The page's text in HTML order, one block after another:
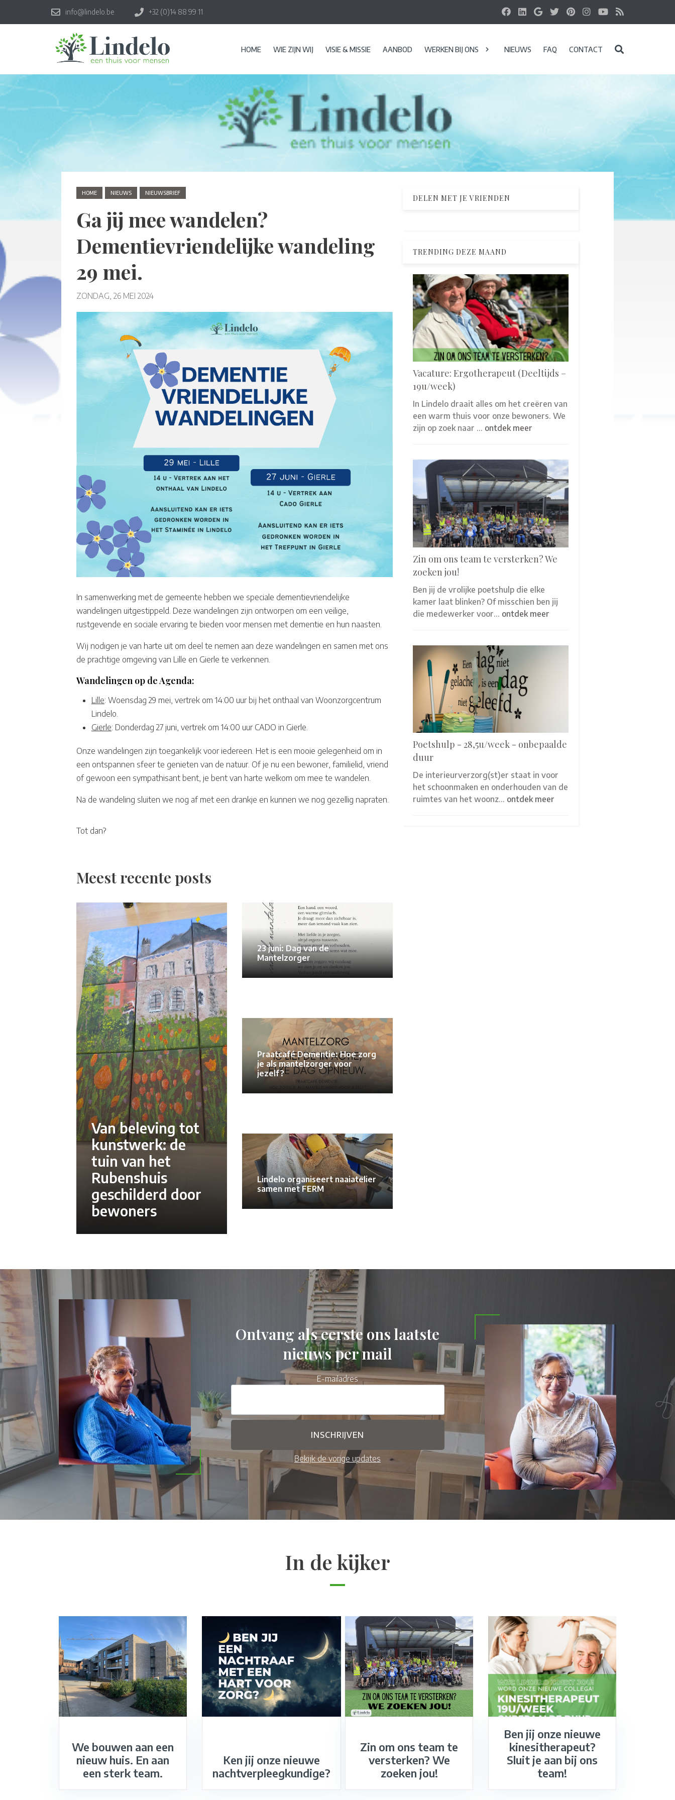
info@lindelo.be +32 (0)14 88 99 11
HOME WIE ZIJN WIJ VISIE & MISSIE AANBOD WERKEN BIJ ONS NIEUWS FAQ CONTACT
HOME NIEUWS NIEUWSBRIEF
Ga jij mee wandelen?
Dementievriendelijke wandeling
29 mei.
ZONDAG, 26 MEI 2024
In samenwerking met de gemeente hebben we speciale dementievriendelijke
wandelingen uitgestippeld. Deze wandelingen zijn ontworpen om een veilige,
rustgevende en sociale ervaring te bieden voor mensen met dementie en hun naasten.
Wij nodigen je van harte uit om deel te nemen aan deze wandelingen en samen met ons
de prachtige omgeving van Lille en Gierle te verkennen.
Wandelingen op de Agenda:
Lille: Woensdag 29 mei, vertrek om 14:00 uur bij het onthaal van Woonzorgcentrum
Lindelo.
Gierle: Donderdag 27 juni, vertrek om 14:00 uur CADO in Gierle.
Onze wandelingen zijn toegankelijk voor iedereen. Het is een mooie gelegenheid om in
een ontspannen sfeer te genieten van de natuur. Of je nu een bewoner, familielid, vriend
of gewoon een sympathisant bent, je bent van harte welkom om mee te wandelen.
Na de wandeling sluiten we nog af met een drankje en kunnen we nog gezellig napraten.
Tot dan?
Meest recente posts
Van beleving tot
kunstwerk: de
tuin van het
Rubenshuis
geschilderd door
bewoners
23 juni: Dag van de
Mantelzorger
Praatcafé Dementie: Hoe zorg
je als mantelzorger voor
jezelf?
Lindelo organiseert naaiatelier
samen met FERM
DELEN MET JE VRIENDEN
TRENDING DEZE MAAND
Vacature: Ergotherapeut (Deeltijds –
19u/week)
In Lindelo draait alles om het creëren van
een warm thuis voor onze bewoners. We
zijn op zoek naar … ontdek meer
Zin om ons team te versterken? We
zoeken jou!
Ben jij de vrolijke poetshulp die elke
kamer laat blinken? Of misschien ben jij
die medewerker voor… ontdek meer
Poetshulp - 28,5u/week - onbepaalde
duur
De interieurverzorg(st)er staat in voor
het schoonmaken en onderhouden van de
ruimtes van het woonz… ontdek meer
Ontvang als eerste ons laatste
nieuws per mail
E-mailadres
Bekijk de vorige updates
In de kijker
We bouwen aan een
nieuw huis. En aan
een sterk team.
Ken jij onze nieuwe
nachtverpleegkundige?
Zin om ons team te
versterken? We
zoeken jou!
Ben jij onze nieuwe
kinesitherapeut?
Sluit je aan bij ons
team!